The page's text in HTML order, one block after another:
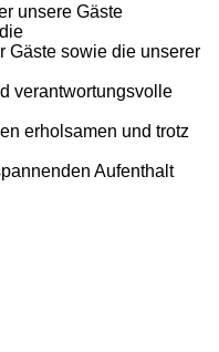
unsere Gäste
Gäste sowie die unserer
verantwortungsvolle
erholsamen und trotz
Aufenthalt